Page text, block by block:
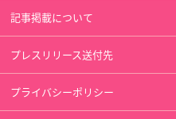
記事掲載について
プレスリリース送付先
プライバシーポリシー